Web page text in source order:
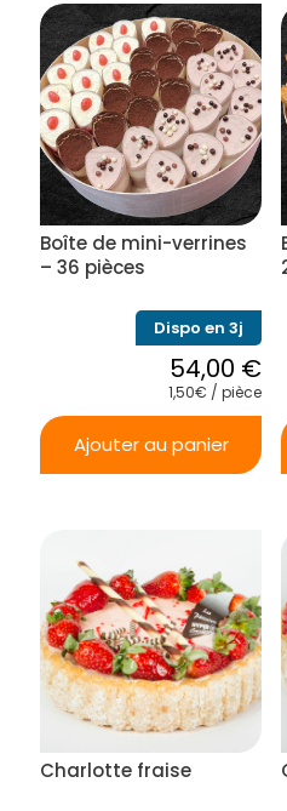
a
plusieurs
variations.
Les
options
peuvent
être
choisies
sur
la
page
Boîte de mini-verrines
– 36 pièces
Dispo en 3j
54,00 €
1,50€ / pièce
Ajouter au panier
Charlotte fraise